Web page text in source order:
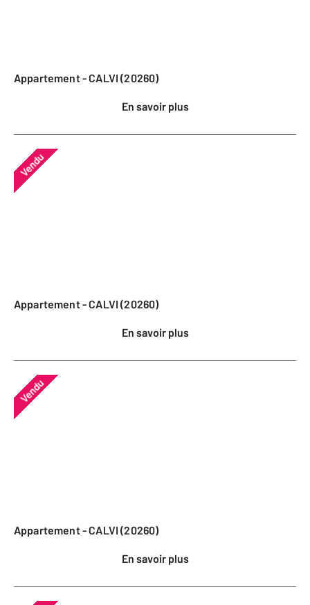
Appartement - CALVI (20260)
En savoir plus
Vendu
Appartement - CALVI (20260)
En savoir plus
Vendu
Appartement - CALVI (20260)
En savoir plus